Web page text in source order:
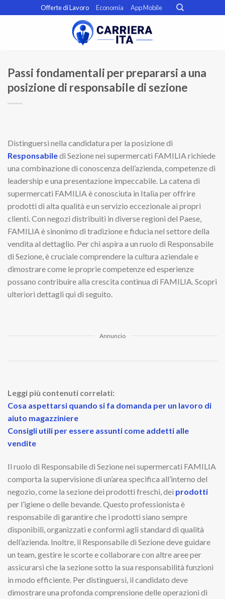
to
Offerte di Lavoro Economia App Mobile
Passi fondamentali per prepararsi a una
posizione di responsabile di sezione
Distinguersi nella candidatura per la posizione di
Responsabiledi Sezione nei supermercati FAMILIA richiede
una combinazione di conoscenza dell’azienda, competenze di
leadership e una presentazione impeccabile. La catena di
supermercati FAMILIA è conosciuta in Italia per offrire
prodotti di alta qualità e un servizio eccezionale ai propri
clienti. Con negozi distribuiti in diverse regioni del Paese,
FAMILIA è sinonimo di tradizione e fiducia nel settore della
vendita al dettaglio. Per chi aspira a un ruolo di Responsabile
di Sezione, è cruciale comprendere la cultura aziendale e
dimostrare come le proprie competenze ed esperienze
possano contribuire alla crescita continua di FAMILIA. Scopri
ulteriori dettagli qui di seguito.
Annuncio
Leggi più contenuti correlati:
Cosa aspettarsi quando si fa domanda per un lavoro di
aiuto magazziniere
Consigli utili per essere assunti come addetti alle
vendite
Il ruolo di Responsabile di Sezione nei supermercati FAMILIA
comporta la supervisione di un’area specifica all’interno del
negozio, come la sezione dei prodotti freschi, dei prodotti
per l’igiene o delle bevande. Questo professionista è
responsabile di garantire che i prodotti siano sempre
disponibili, organizzati e conformi agli standard di qualità
dell’azienda. Inoltre, il Responsabile di Sezione deve guidare
un team, gestire le scorte e collaborare con altre aree per
assicurarsi che la sezione sotto la sua responsabilità funzioni
in modo efficiente. Per distinguersi, il candidato deve
dimostrare una profonda comprensione delle operazioni di